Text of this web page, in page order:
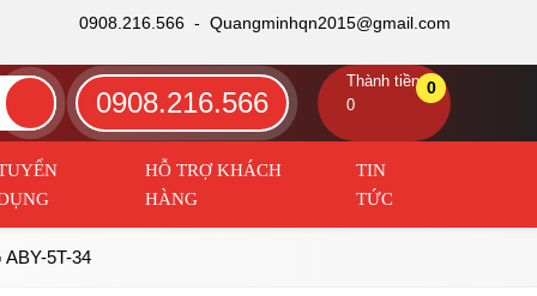
0908.216.566 - Quangminhqn2015@gmail.com
0908.216.566
Thành tiền
0
0
HỖ TRỢ KHÁCH
HÀNG
TIN
TỨC
5T-34